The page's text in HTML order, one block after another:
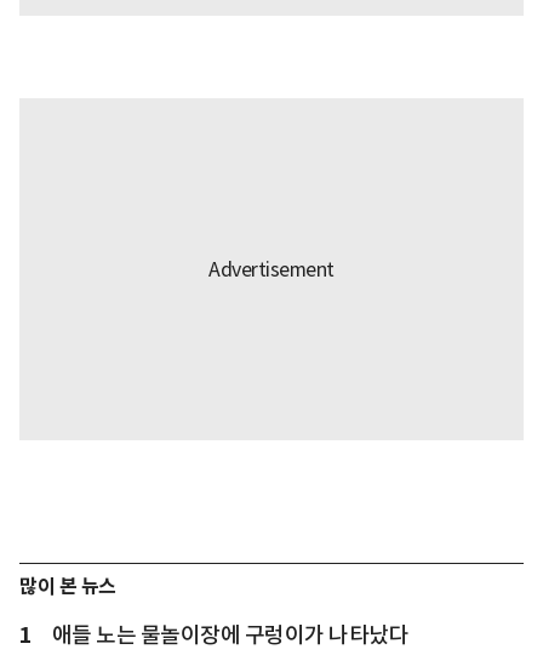
많이 본 뉴스
1 애들 노는 물놀이장에 구렁이가 나타났다